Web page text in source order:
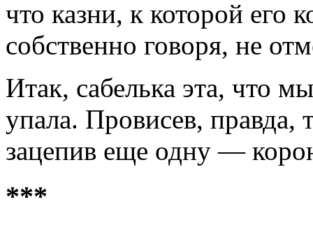
что казни, к которой его
собственно говоря, не
Итак, сабелька эта, что
упала. Провисев, правда,
зацепив еще одну —
***